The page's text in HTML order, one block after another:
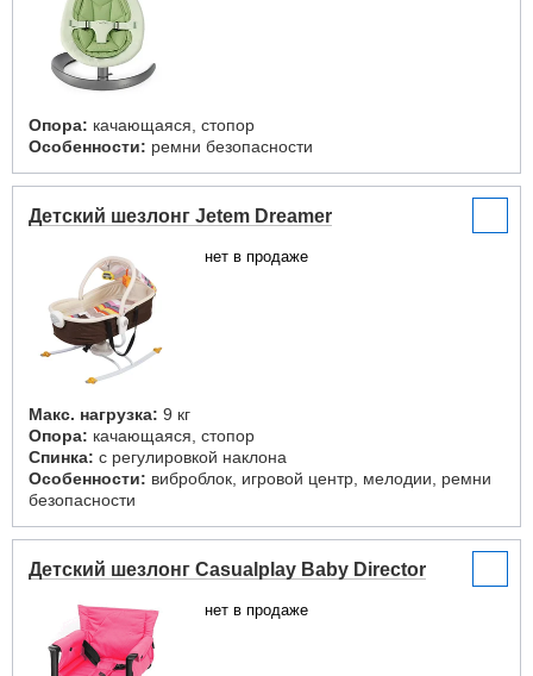
Опора: качающаяся, стопор
Особенности: ремни безопасности
Детский шезлонг Jetem Dreamer
нет в продаже
Макс. нагрузка: 9 кг
Опора: качающаяся, стопор
Спинка: с регулировкой наклона
Особенности: виброблок, игровой центр, мелодии, ремни
безопасности
Детский шезлонг Casualplay Baby Director
нет в продаже